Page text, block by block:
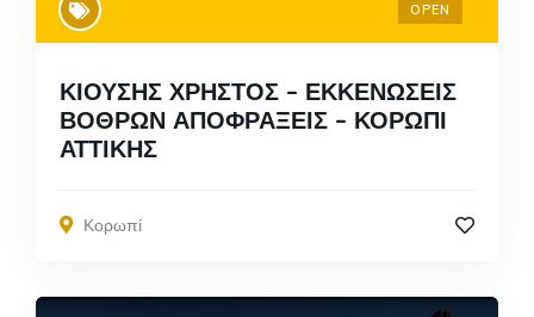
OPEN
ΚΙΟΥΣΗΣ ΧΡΗΣΤΟΣ – ΕΚΚΕΝΩΣΕΙΣ
ΒΟΘΡΩΝ ΑΠΟΦΡΑΞΕΙΣ – ΚΟΡΩΠΙ
ΑΤΤΙΚΗΣ
Κορωπί